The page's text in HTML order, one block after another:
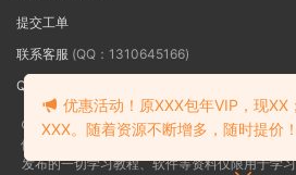
提交工单
联系客服 (QQ：1310645166)
QQ群
©2018-2026爱创网网内容全部来自网络，版
侵犯了您的合法权益,请联系我们删除，并向所
发布的一切学习教程、软件等资料仅限用于学
优惠活动！原XXX包年VIP，现XX
XXX。随着资源不断增多，随时提价